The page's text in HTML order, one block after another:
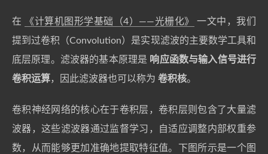
在 《计算机图形学基础（4）——光栅化》
一文中，我们
提到过卷积（Convolution）是实现滤波的主要数学工具和
底层原理。滤波器的基本原理是 响应函数与输入信号进行
卷积运算，因此滤波器也可以称为 卷积核。
卷积神经网络的核心在于卷积层，卷积层则包含了大量滤
波器，这些滤波器通过监督学习，自适应调整内部权重参
数，从而能够更加准确地提取特征值。下图所示是一个图